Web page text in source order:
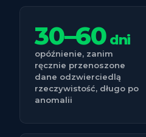
30–60 dni
opóźnienie, zanim
ręcznie przenoszone
dane odzwierciedlą
rzeczywistość, długo po
anomalii